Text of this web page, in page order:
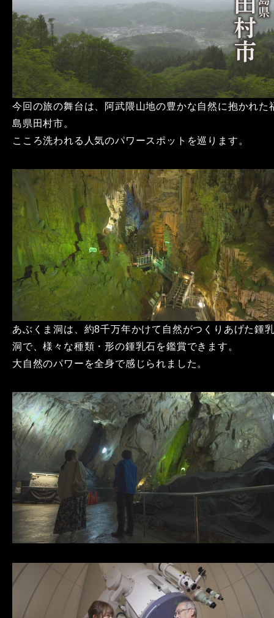
今回の旅の舞台は、阿武隈山地の豊かな自然に抱かれた
島県田村市。
こころ洗われる人気のパワースポットを巡ります。
あぶくま洞は、約8千万年かけて自然がつくりあげた鍾
洞で、様々な種類・形の鍾乳石を鑑賞できます。
大自然のパワーを全身で感じられました。